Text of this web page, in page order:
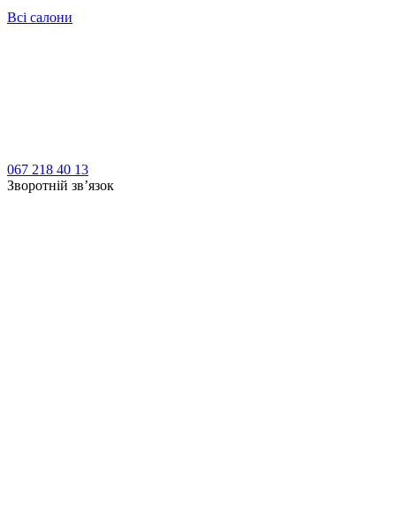
Всі салони
067 218 40 13
Зворотній зв’язок